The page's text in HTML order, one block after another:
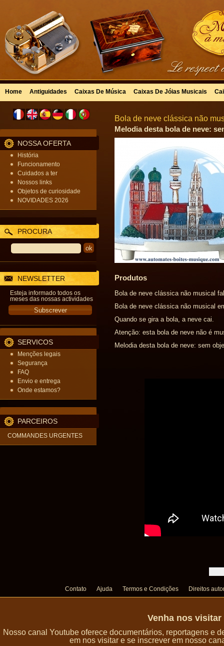
Home Antiguidades Caixas De Música Caixas De Jóias Musicais
NOSSA OFERTA
História
Funcionamento
Cuidados a ter
Nossos links
Objetos de curiosidade
NOVIDADES 2026
PROCURA
NEWSLETTER
Esteja informado todos os
meses das nossas actividades
SERVICOS
Menções legais
Segurança
FAQ
Envio e entrega
Onde estamos?
PARCEIROS
COMMANDES URGENTES
Bola de neve clássica não
Melodia desta bola de neve:
Produtos
Bola de neve clássica não musical
Bola de neve clássica não musical
Quando se gira a bola, a neve cai.
Atenção: esta bola de neve não é
Melodia desta bola de neve: sem
Contato Ajuda Termos e Condições Direitos
Venha nos
Nosso canal Youtube oferece documentários, reportagens e
em nos visitar e se inscrever em nosso